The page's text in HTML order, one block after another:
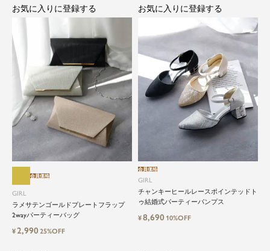
特別な日だけではもったいない...もっ
と気軽に自由にドレスを楽しみたい
GIRL
ラメサテンゴールドプレートフラップ
2wayパーティーバッグ
会員価格
¥2,99025%OFF
お気に入りに登録する
GIRL
チャンキーヒールレースポインテッドト
ゥ結婚式パーティーパンプス
会員価格
¥8,690 10%OFF
お気に入りに登録する